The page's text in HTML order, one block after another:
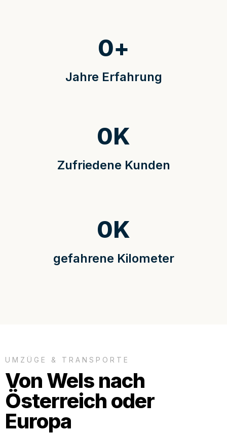
Jahre Erfahrung
0+
Zufriedene Kunden
0K
gefahrene Kilometer
0K
UMZÜGE & TRANSPORTE
Von Wels nach
Österreich oder
Europa